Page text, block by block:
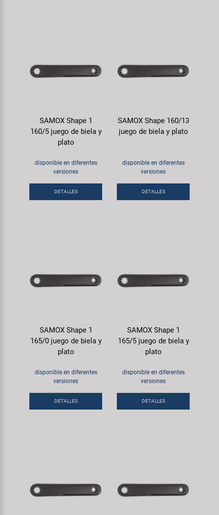
SAMOX Shape 1
160/5 juego de biela y
plato
disponible en diferentes
versiones
DETALLES
SAMOX Shape 160/13
juego de biela y plato
disponible en diferentes
versiones
DETALLES
SAMOX Shape 1
165/0 juego de biela y
plato
disponible en diferentes
versiones
DETALLES
SAMOX Shape 1
165/5 juego de biela y
plato
disponible en diferentes
versiones
DETALLES